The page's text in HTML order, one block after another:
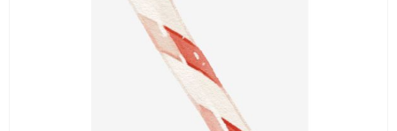
Special
Price17,00 €